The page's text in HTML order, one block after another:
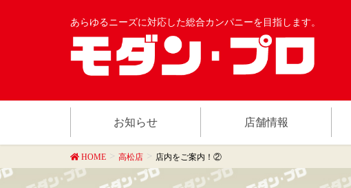
あらゆるニーズに対応した総合カンパニーを目指します。
お知らせ 店舗情報
HOME 高松店 店内をご案内！②